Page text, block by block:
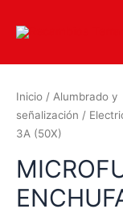
Inicio / Alumbrado y
señalización /
3A (50X)